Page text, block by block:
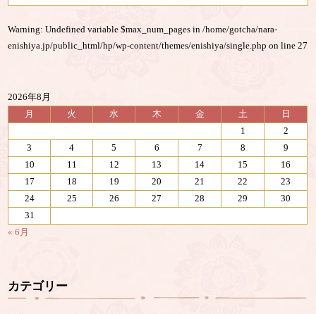
Warning: Undefined variable $max_num_pages in/home/gotcha/nara-
enishiya.jp/public_html/hp/wp-content/themes/enishiya/single.php on line27
2026年8月
月
火 水 木 金 土
日
1
2
3
4 5 6 7 8
9
10
11 12 13 14 15
16
17
18 19 20 21 22
23
24
25 26 27 28 29
30
31
« 6月
カテゴリー